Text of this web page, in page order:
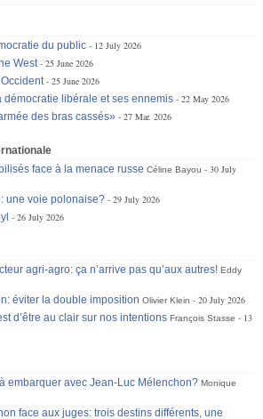
du public
12 July 2026
West
25 June 2026
25 June 2026
démocratie libérale et ses ennemis
22 May 2026
des bras cassés»
27 Mar. 2026
face à la menace russe Céline Bayou
30 July
une voie polonaise?
29 July 2026
26 July 2026
agri-agro: ça n’arrive pas qu’aux autres! Eddy
éviter la double imposition Olivier Klein
20 July 2026
d’être au clair sur nos intentions François Stasse
13
embarquer avec Jean-Luc Mélenchon? Monique
face aux juges: trois destins différents, une